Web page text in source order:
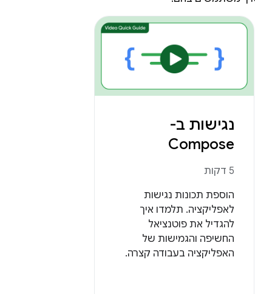
נגישות ב-
Compose
5 דקות
הוספת תכונות נגישות
לאפליקציה. תלמדו איך
להגדיל את פוטנציאל
החשיפה והגמישות של
האפליקציה בעבודה קצרה.